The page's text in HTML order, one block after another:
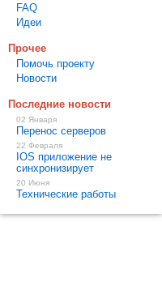
FAQ
Идеи
Прочее
Помочь проекту
Новости
Последние новости
02 Января
Перенос серверов
22 Февраля
IOS приложение не
синхронизирует
20 Июня
Технические работы